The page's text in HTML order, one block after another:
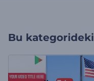
Bu kategorideki